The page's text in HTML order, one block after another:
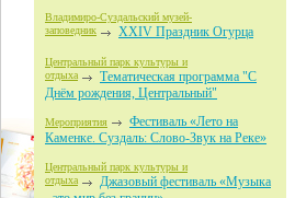
Владимиро-Суздальский музей-
заповедник XXIV Праздник Огурца
Центральный парк культуры и
отдыха
Тематическая программа "С
Днём рождения, Центральный"
Мероприятия
Фестиваль «Лето на
Каменке. Суздаль: Слово-Звук на Реке»
Центральный парк культуры и
отдыха
Джазовый фестиваль «Музыка